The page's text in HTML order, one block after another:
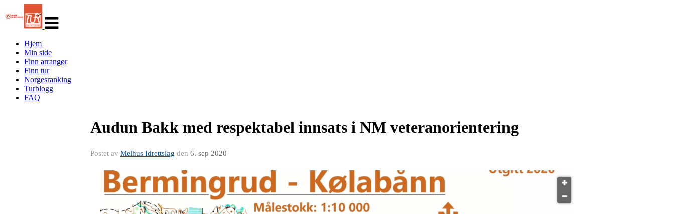
navigasjon
Hjem
Min side
Finn arrangør
Finn tur
Norgesranking
Turblogg
FAQ
Audun Bakk med respektabel innsats i NM veteranorientering
Postet av Melhus Idrettslag den 6. sep 2020